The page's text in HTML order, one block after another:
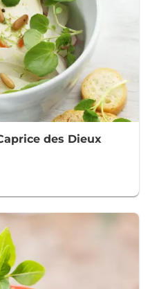
des Dieux